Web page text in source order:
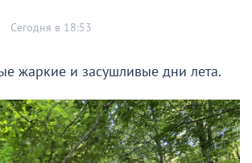
Сегодня в 18:53
жаркие и засушливые дни лета.